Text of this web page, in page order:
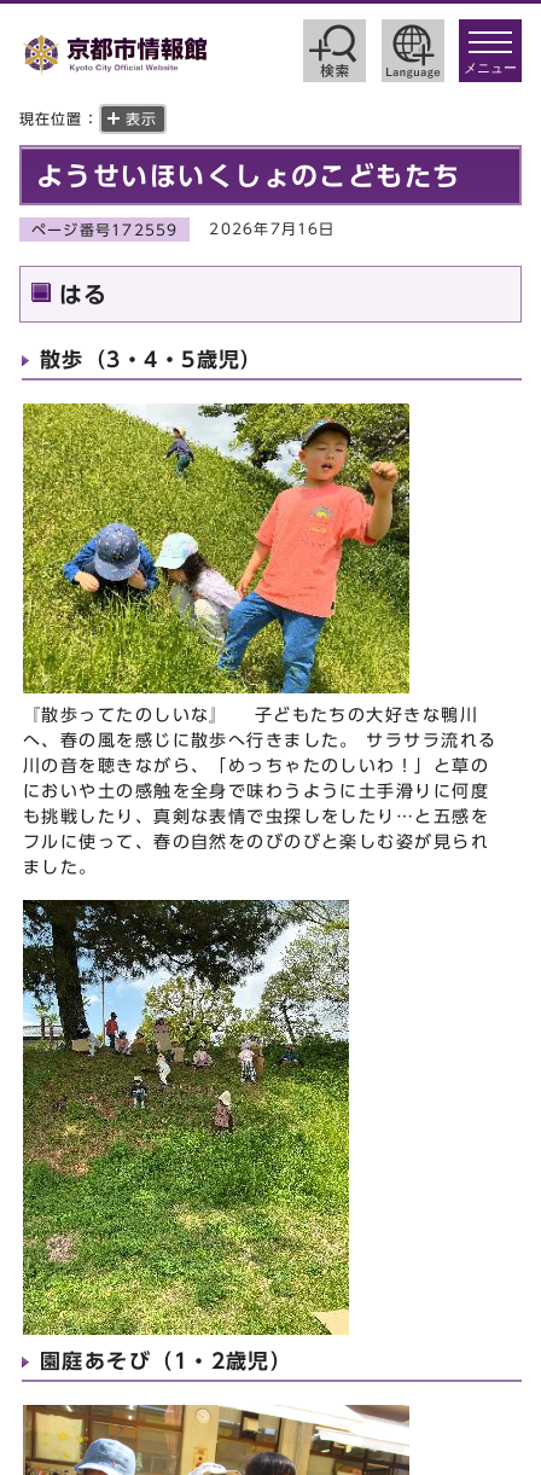
toggle
メニュー
現在位置： 表示
ようせいほいくしょのこどもたち
ページ番号172559 2026年7月16日
はる
散歩（3・4・5歳児）
『散歩ってたのしいな』 子どもたちの大好きな鴨川
へ、春の風を感じに散歩へ行きました。 サラサラ流れる
川の音を聴きながら、「めっちゃたのしいわ！」と草の
においや土の感触を全身で味わうように土手滑りに何度
も挑戦したり、真剣な表情で虫探しをしたり…と五感を
フルに使って、春の自然をのびのびと楽しむ姿が見られ
ました。
園庭あそび（1・2歳児）